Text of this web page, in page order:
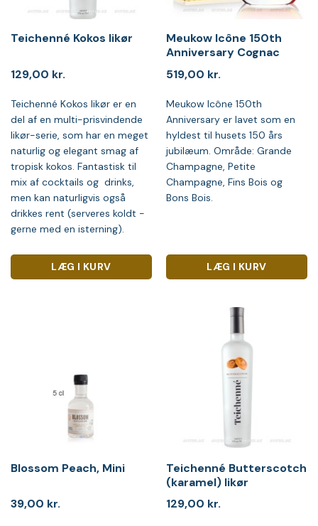
Teichenné Kokos likør
129,00 kr.
Teichenné Kokos likør er en
del af en multi-prisvindende
likør-serie, som har en meget
naturlig og elegant smag af
tropisk kokos. Fantastisk til
mix af cocktails og drinks,
men kan naturligvis også
drikkes rent (serveres koldt -
gerne med en isterning).
LÆG I KURV
Meukow Icône 150th
Anniversary Cognac
519,00 kr.
Meukow Icône 150th
Anniversary er lavet som en
hyldest til husets 150 års
jubilæum. Område: Grande
Champagne, Petite
Champagne, Fins Bois og
Bons Bois.
LÆG I KURV
Blossom Peach, Mini
39,00 kr.
Teichenné Butterscotch
(karamel) likør
129,00 kr.